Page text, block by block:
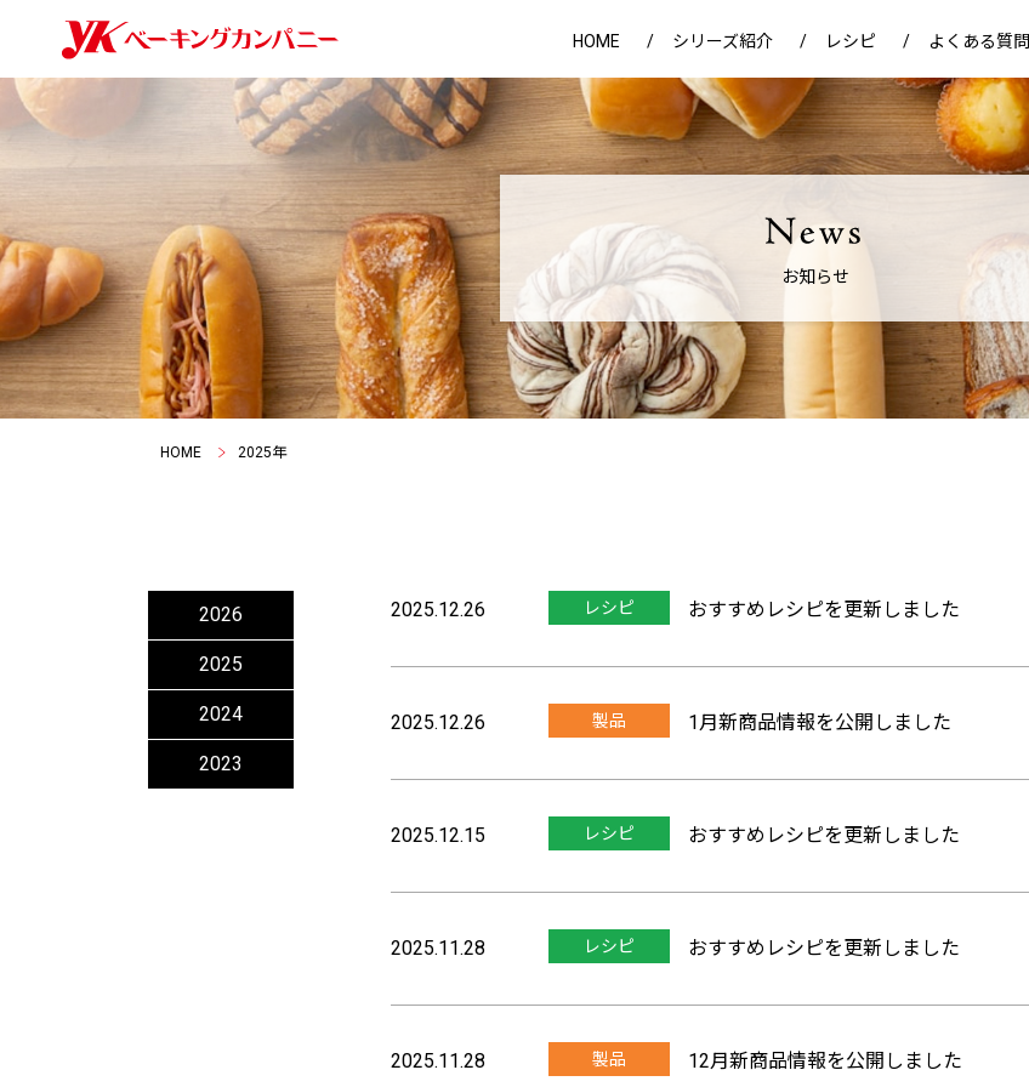
HOME シリーズ紹介 レシピ よくある質問
お知らせ
HOME 2025年
2026
2025
2024
2023
2025.12.26 レシピ おすすめレシピを更新しました
2025.12.26 製品 1月新商品情報を公開しました
2025.12.15 レシピ おすすめレシピを更新しました
2025.11.28 レシピ おすすめレシピを更新しました
2025.11.28 製品 12月新商品情報を公開しました